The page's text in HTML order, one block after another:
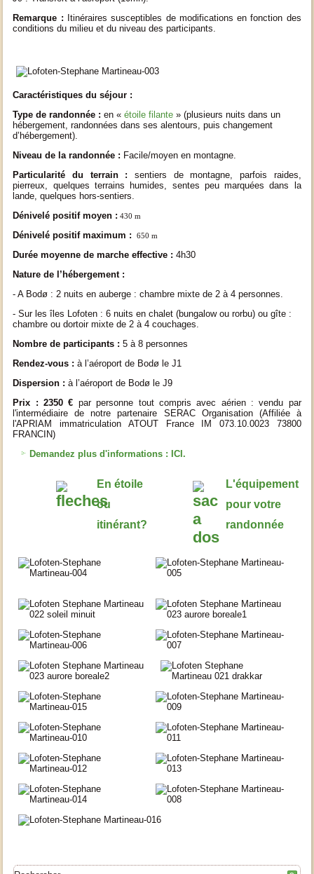
Remarque :
Itinéraires susceptibles de modifications en fonction des
conditions du milieu et du niveau des participants.
Caractéristiques du séjour :
Type de randonnée :en «étoile filante » (plusieurs nuits dans un
hébergement, randonnées dans ses alentours, puis changement
d’hébergement).
Niveau de la randonnée : Facile/moyen en montagne.
Particularité du terrain : sentiers de montagne, parfois raides,
pierreux, quelques terrains humides, sentes peu marquées dans la
lande, quelques hors-sentiers.
Dénivelé positif moyen : 430 m
Dénivelé positif maximum : 650 m
Durée moyenne de marche effective :4h30
Nature de l’hébergement :
- A Bodø : 2 nuits en auberge : chambre mixte de 2 à 4 personnes.
- Sur les îles Lofoten : 6 nuits en chalet (bungalow ou rorbu) ou gîte :
chambre ou dortoir mixte de 2 à 4 couchages.
Nombre de participants :5 à 8 personnes
Rendez-vous :à l’aéroport de Bodø le J1
Dispersion :à l’aéroport de Bodø le J9
Prix : 2350 € par personne tout compris avec aérien : vendu par
l'intermédiaire de notre partenaire SERAC Organisation (Affiliée à
l'APRIAM immatriculation ATOUT France IM 073.10.0023 73800
FRANCIN)
Demandez plus d'informations : ICI.
En étoile
ou
itinérant?
L'équipement
pour votre
randonnée